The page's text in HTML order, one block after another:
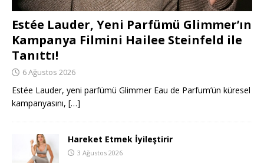
Estée Lauder, Yeni Parfümü Glimmer’ın
Kampanya Filmini Hailee Steinfeld ile
Tanıttı!
6 Ağustos 2026
Estée Lauder, yeni parfümü Glimmer Eau de Parfum’ün küresel
kampanyasını, […]
Hareket Etmek İyileştirir
3 Ağustos 2026